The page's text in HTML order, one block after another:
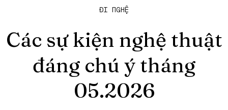
ĐI NGHỆ
Các sự kiện nghệ thuật
đáng chú ý tháng
05.2026